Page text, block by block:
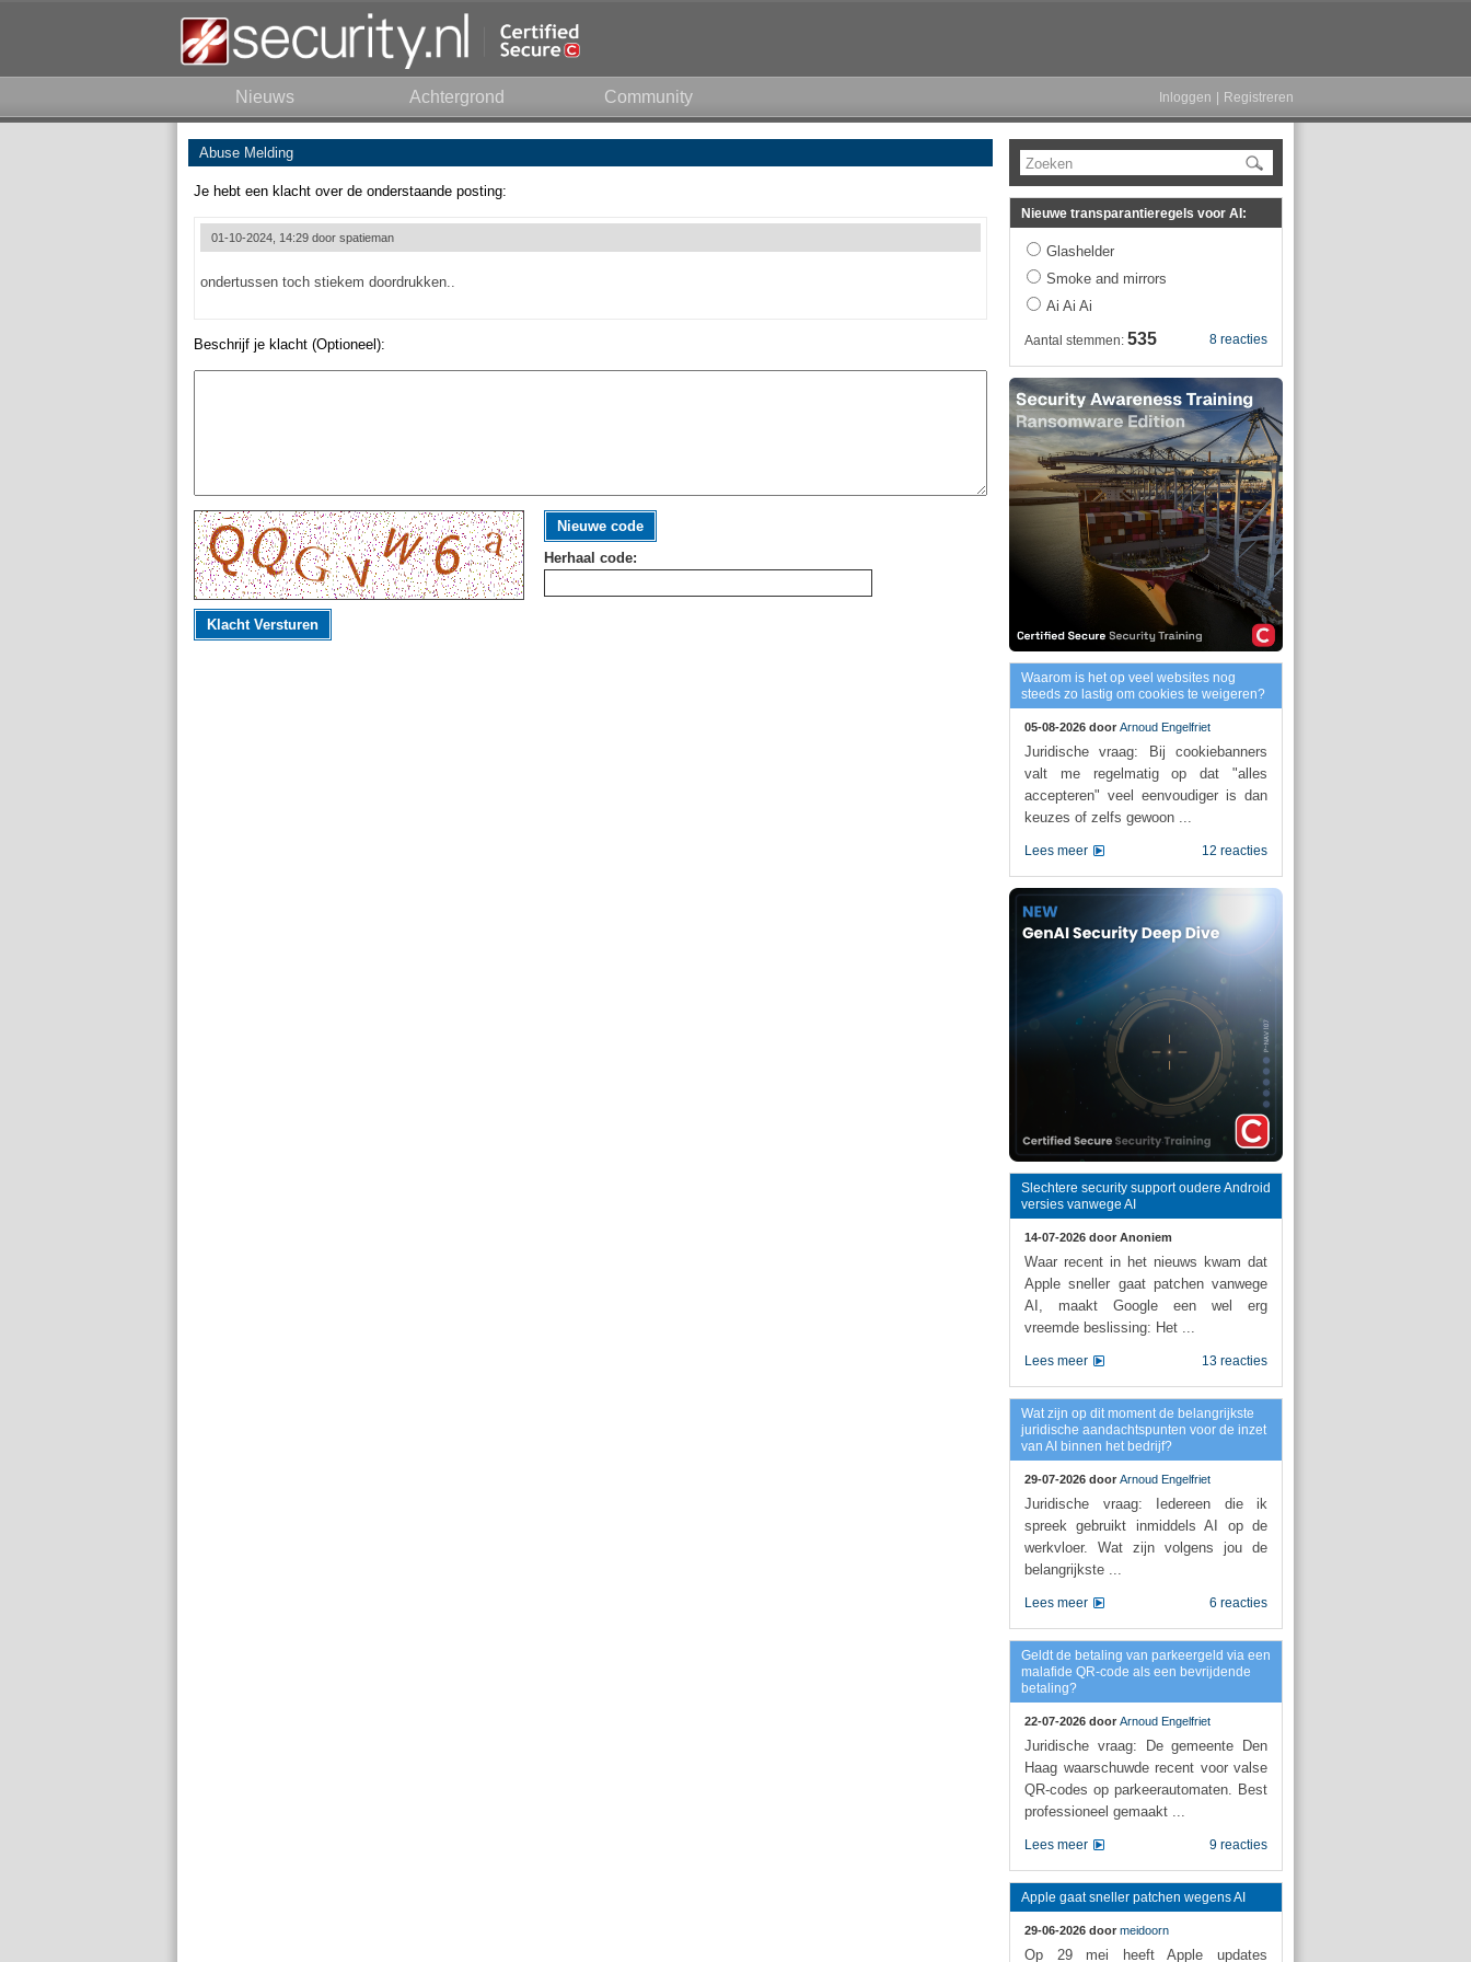
Nieuws Achtergrond Community Inloggen Registreren
Abuse Melding
Je hebt een klacht over de onderstaande posting:
01-10-2024, 14:29 door spatieman
ondertussen toch stiekem doordrukken..
Beschrijf je klacht (Optioneel):
Nieuwe code
Herhaal code:
Klacht Versturen
Zoeken
Nieuwe transparantieregels voor AI:
Glashelder
Smoke and mirrors
Ai Ai Ai
8 reacties
Aantal stemmen: 535
Waarom is het op veel websites nog
steeds zo lastig om cookies te weigeren?
05-08-2026 door Arnoud Engelfriet
Juridische vraag: Bij cookiebanners
valt me regelmatig op dat "alles
accepteren" veel eenvoudiger is dan
keuzes of zelfs gewoon ...
12 reacties
Lees meer
Slechtere security support oudere Android
versies vanwege AI
14-07-2026 door Anoniem
Waar recent in het nieuws kwam dat
Apple sneller gaat patchen vanwege
AI, maakt Google een wel erg
vreemde beslissing: Het ...
13 reacties
Lees meer
Wat zijn op dit moment de belangrijkste
juridische aandachtspunten voor de inzet
van AI binnen het bedrijf?
29-07-2026 door Arnoud Engelfriet
Juridische vraag: Iedereen die ik
spreek gebruikt inmiddels AI op de
werkvloer. Wat zijn volgens jou de
belangrijkste ...
6 reacties
Lees meer
Geldt de betaling van parkeergeld via een
malafide QR-code als een bevrijdende
betaling?
22-07-2026 door Arnoud Engelfriet
Juridische vraag: De gemeente Den
Haag waarschuwde recent voor valse
QR-codes op parkeerautomaten. Best
professioneel gemaakt ...
9 reacties
Lees meer
Apple gaat sneller patchen wegens AI
29-06-2026 door meidoorn
Op 29 mei heeft Apple updates